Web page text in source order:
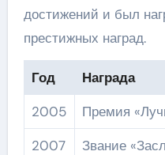
достижений и был
престижных наград.
Год
Награда
2005
Премия
2007
Звание